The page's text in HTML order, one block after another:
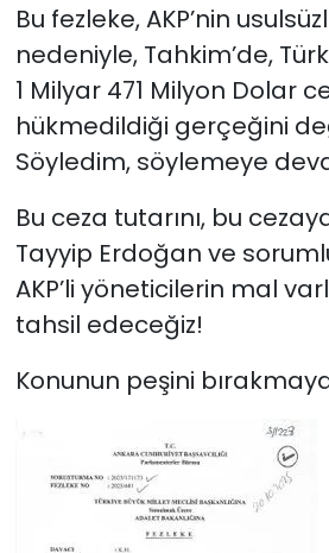
Bu fezleke, AKP’nin
nedeniyle, Tahkim’de,
1 Milyar 471 Milyon Dolar
hükmedildiği gerçeğini
Söyledim, söylemeye
Bu ceza tutarını, bu
Tayyip Erdoğan ve
AKP’li yöneticilerin mal
tahsil edeceğiz!
Konunun peşini